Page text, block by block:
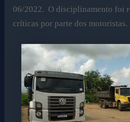
06/2022. O disciplinamento foi
críticas por parte dos motoristas.